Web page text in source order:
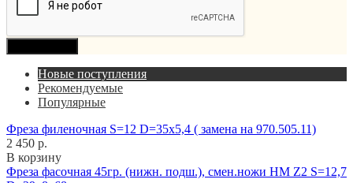
Новые поступления
Рекомендуемые
Популярные
Фреза филеночная S=12 D=35x5,4 ( замена на 970.505.11)
2 450 р.
В корзину
Фреза фасочная 45гр. (нижн. подш.), смен.ножи HM Z2 S=12,7